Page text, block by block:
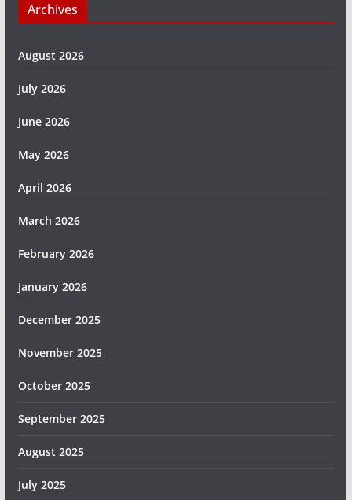
Archives
August 2026
July 2026
June 2026
May 2026
April 2026
March 2026
February 2026
January 2026
December 2025
November 2025
October 2025
September 2025
August 2025
July 2025